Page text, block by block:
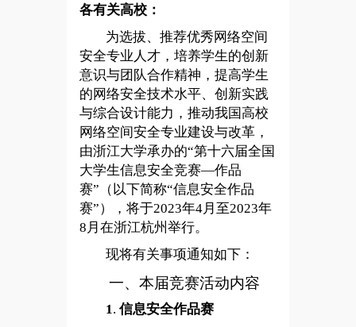
各有关高校：
为选拔、推荐优秀网络空间
安全专业人才，培养学生的创新
意识与团队合作精神，提高学生
的网络安全技术水平、创新实践
与综合设计能力，推动我国高校
网络空间安全专业建设与改革，
由浙江大学承办的“第十六届全国
大学生信息安全竞赛—作品
赛”（以下简称“信息安全作品
赛”），将于2023年4月至2023年
8月在浙江杭州举行。
现将有关事项通知如下：
一、本届竞赛活动内容
1 . 信息安全作品赛